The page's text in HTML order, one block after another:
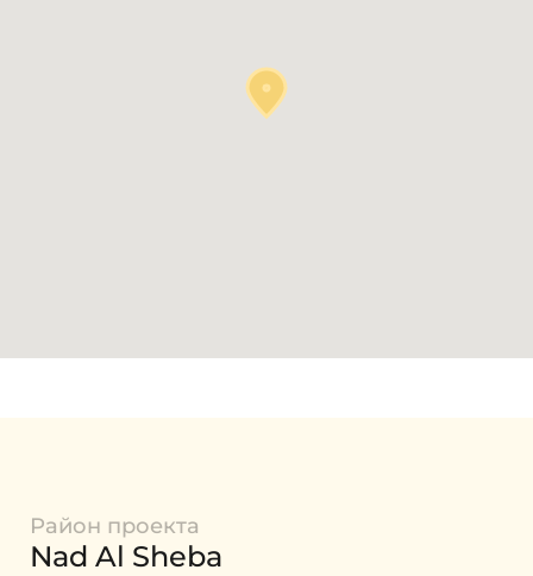
Район проекта
Nad Al Sheba